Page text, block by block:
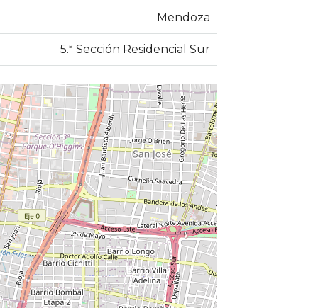
Mendoza
5.ª Sección Residencial Sur